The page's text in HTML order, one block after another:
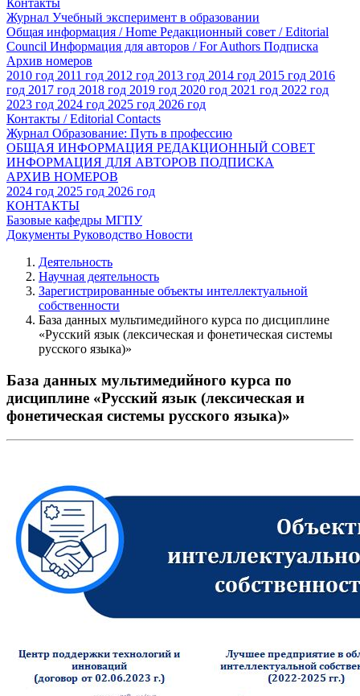
Журнал Учебный эксперимент в образовании
Общая информация / Home Редакционный совет / Editorial
Council Информация для авторов / For Authors Подписка
Архив номеров
2010 год 2011 год 2012 год 2013 год 2014 год 2015 год 2016
год 2017 год 2018 год 2019 год 2020 год 2021 год 2022 год
2023 год 2024 год 2025 год 2026 год
Контакты / Editorial Contacts
Журнал Образование: Путь в профессию
ОБЩАЯ ИНФОРМАЦИЯ РЕДАКЦИОННЫЙ СОВЕТ
ИНФОРМАЦИЯ ДЛЯ АВТОРОВ ПОДПИСКА
АРХИВ НОМЕРОВ
2024 год 2025 год 2026 год
КОНТАКТЫ
Базовые кафедры МГПУ
Документы Руководство Новости
Деятельность
Научная деятельность
Зарегистрированные объекты интеллектуальной
собственности
База данных мультимедийного курса по дисциплине
«Русский язык (лексическая и фонетическая системы
русского языка)»
База данных мультимедийного курса по
дисциплине «Русский язык (лексическая и
фонетическая системы русского языка)»